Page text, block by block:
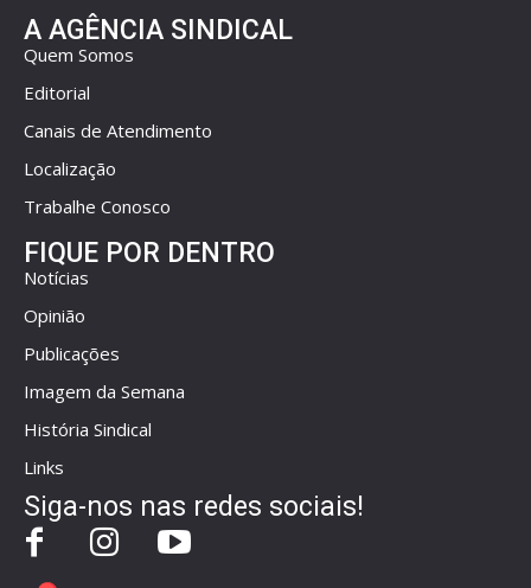
A AGÊNCIA SINDICAL
Quem Somos
Editorial
Canais de Atendimento
Localização
Trabalhe Conosco
FIQUE POR DENTRO
Notícias
Opinião
Publicações
Imagem da Semana
História Sindical
Links
Siga-nos nas redes sociais!